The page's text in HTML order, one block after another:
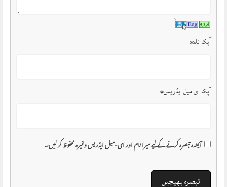
آپکا نام*
آپکا ای میل ایڈریس*
آئیندہ تبصرہ کرنے کے لیے میرا نام اور ای-میل ایڈریس وغیرہ محفوظ کر لیں۔